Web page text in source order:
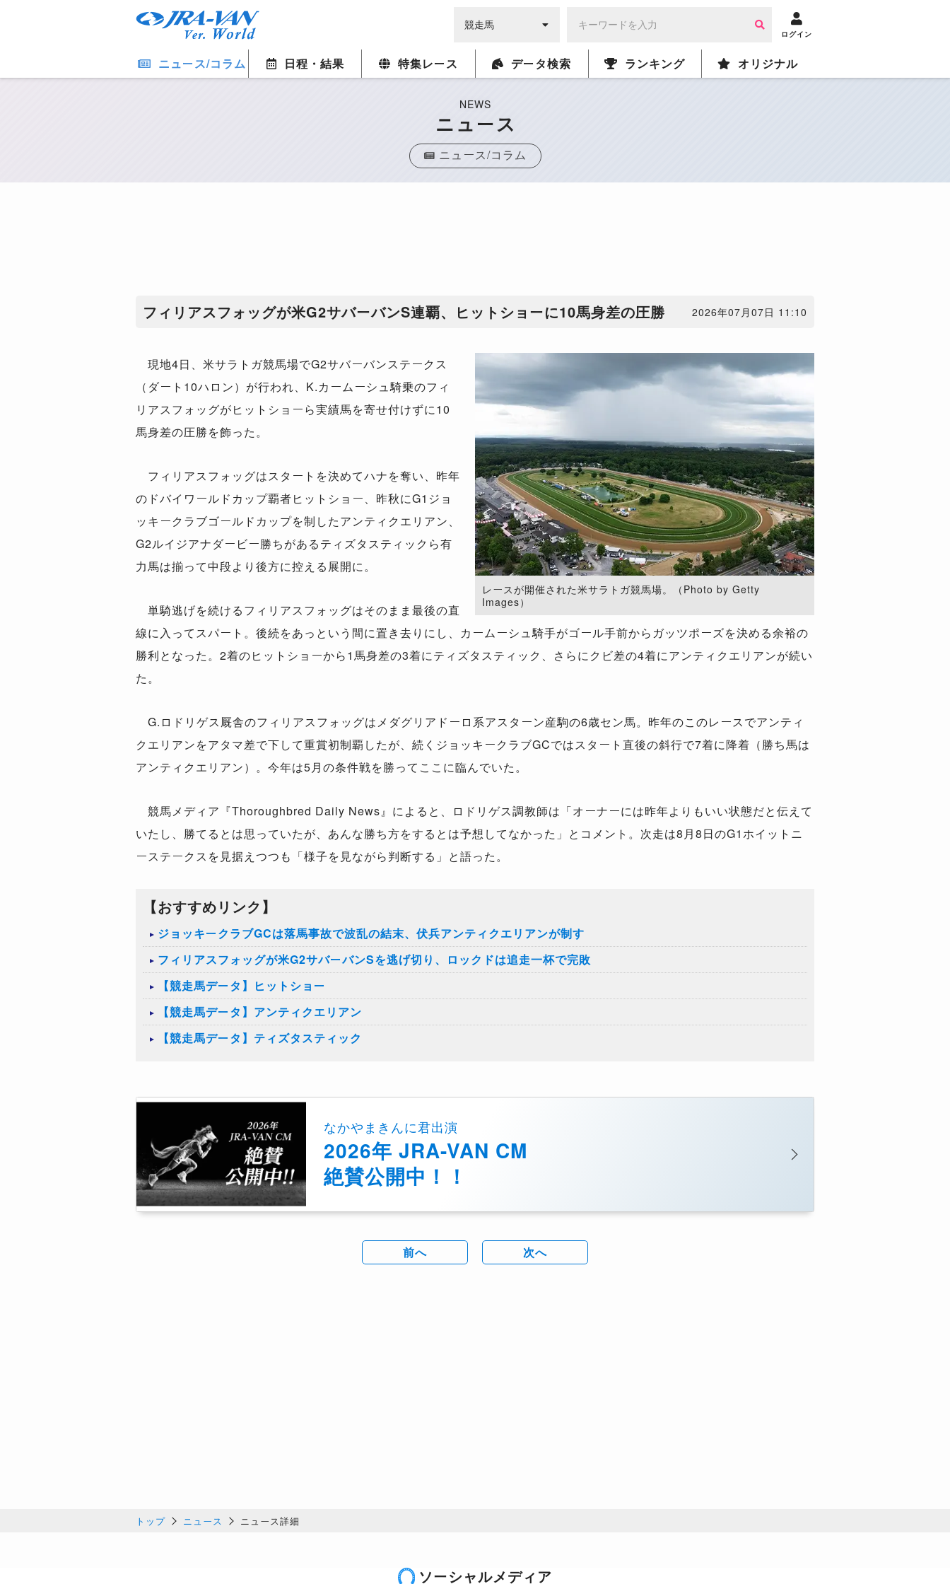
ログイン
ニュース/コラム 日程・結果 特集レース データ検索 ランキング オリジナル
NEWS
ニュース
ニュース/コラム
​フィリアスフォッグが米G2サバーバンS連覇、ヒットショーに10馬身差の圧勝 2026年07月07日 11:10
レースが開催された米サラトガ競馬場。（Photo by Getty
Images）
現地4日、米サラトガ競馬場でG2サバーバンステークス
（ダート10ハロン）が行われ、K.カームーシュ騎乗のフィ
リアスフォッグがヒットショーら実績馬を寄せ付けずに10
馬身差の圧勝を飾った。
フィリアスフォッグはスタートを決めてハナを奪い、昨年
のドバイワールドカップ覇者ヒットショー、昨秋にG1ジョ
ッキークラブゴールドカップを制したアンティクエリアン、
G2ルイジアナダービー勝ちがあるティズタスティックら有
力馬は揃って中段より後方に控える展開に。
単騎逃げを続けるフィリアスフォッグはそのまま最後の直
線に入ってスパート。後続をあっという間に置き去りにし、カームーシュ騎手がゴール手前からガッツポーズを決める余裕の
勝利となった。2着のヒットショーから1馬身差の3着にティズタスティック、さらにクビ差の4着にアンティクエリアンが続い
た。
G.ロドリゲス厩舎のフィリアスフォッグはメダグリアドーロ系アスターン産駒の6歳セン馬。昨年のこのレースでアンティ
クエリアンをアタマ差で下して重賞初制覇したが、続くジョッキークラブGCではスタート直後の斜行で7着に降着（勝ち馬は
アンティクエリアン）。今年は5月の条件戦を勝ってここに臨んでいた。
競馬メディア『Thoroughbred Daily News』によると、ロドリゲス調教師は「オーナーには昨年よりもいい状態だと伝えて
いたし、勝てるとは思っていたが、あんな勝ち方をするとは予想してなかった」とコメント。次走は8月8日のG1ホイットニ
ーステークスを見据えつつも「様子を見ながら判断する」と語った。
【おすすめリンク】
ジョッキークラブGCは落馬事故で波乱の結末、伏兵アンティクエリアンが制す
フィリアスフォッグが米G2サバーバンSを逃げ切り、ロックドは追走一杯で完敗
【競走馬データ】ヒットショー
【競走馬データ】アンティクエリアン
【競走馬データ】ティズタスティック
なかやまきんに君出演
2026年 JRA-VAN CM
絶賛公開中！！
前へ 次へ
トップ ニュース ニュース詳細
ソーシャルメディア